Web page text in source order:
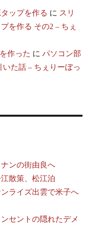
ップを作る に スリ
を作る その2 – ちぇ
作った にパソコン部
いた話 – ちぇりーぼっ
ンの街由良へ
散策、松江泊
ライズ出雲で米子へ
セントの隠れたデメ